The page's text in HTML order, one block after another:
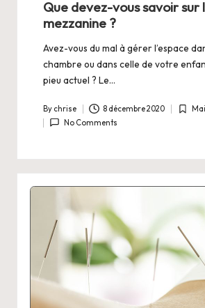
Que devez-vous savoir sur
mezzanine ?
Avez-vous du mal à gérer l’espace
chambre ou dans celle de votre
pieu actuel ? Le…
Posted
by
By chrise 8 décembre 2020
Posted
No Comments